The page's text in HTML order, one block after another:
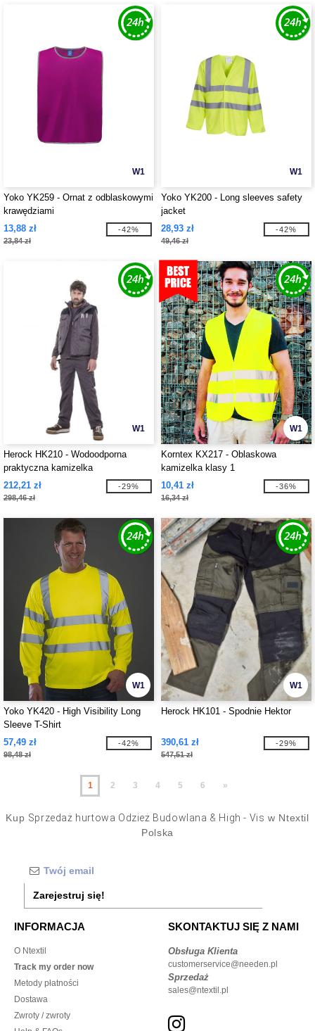
W1
Yoko YK259 - Ornat z odblaskowymi
krawędziami
13,88 zł
23,84 zł
-42%
W1
Yoko YK200 - Long sleeves safety
jacket
28,93 zł
49,46 zł
-42%
W1
Herock HK210 - Wodoodporna
praktyczna kamizelka
212,21 zł
298,46 zł
-29%
W1
Korntex KX217 - Oblaskowa
kamizelka klasy 1
10,41 zł
16,34 zł
-36%
W1
Yoko YK420 - High Visibility Long
Sleeve T-Shirt
57,49 zł
98,48 zł
-42%
W1
Herock HK101 - Spodnie Hektor
390,61 zł
547,51 zł
-29%
1 2 3 4 5 6 »
Kup Sprzedaż hurtowa Odzież Budowlana & High - Vis w Ntextil
Polska
Zarejestruj się!
INFORMACJA
O Ntextil
Track my order now
Metody płatności
Dostawa
Zwroty / zwroty
SKONTAKTUJ SIĘ Z NAMI
Obsługa Klienta
customerservice@needen.pl
Sprzedaż
sales@ntextil.pl